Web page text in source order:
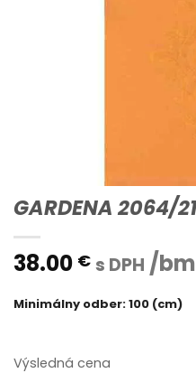
GARDENA 2064/
38.00 € s DPH /bm
Minimálny odber: 100 (cm)
Výsledná cena